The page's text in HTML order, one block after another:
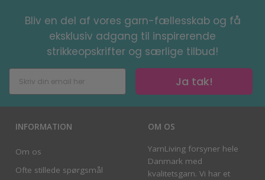
Bliv en del af vores garn-fællesskab og få
eksklusiv adgang til inspirerende
strikkeopskrifter og særlige tilbud!
Ja tak!
INFORMATION
Om os
Ofte stillede spørgsmål
OM OS
YarnLiving forsyner hele
Danmark med
kvalitetsgarn. Vi har et